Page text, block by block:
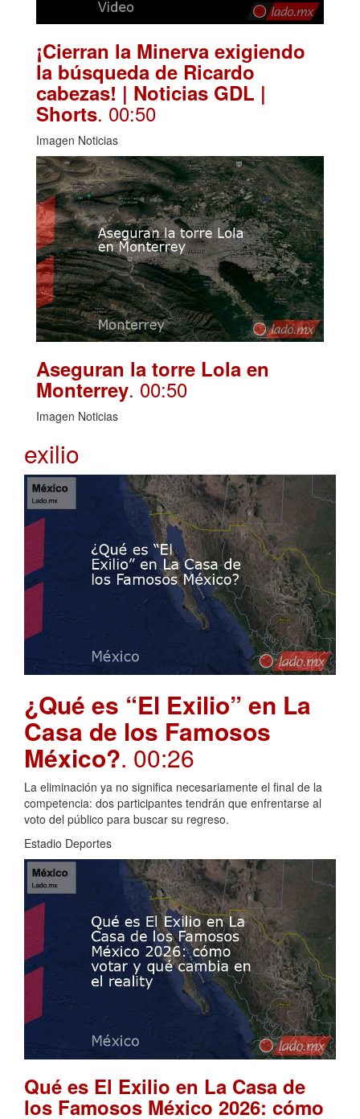
¡Cierran la Minerva exigiendo
la búsqueda de Ricardo
cabezas! | Noticias GDL |
Shorts. 00:50
Imagen Noticias
Aseguran la torre Lola en
Monterrey. 00:50
Imagen Noticias
exilio
¿Qué es “El Exilio” en La
Casa de los Famosos
México?. 00:26
La eliminación ya no significa necesariamente el final de la
competencia: dos participantes tendrán que enfrentarse al
voto del público para buscar su regreso.
Estadio Deportes
Qué es El Exilio en La Casa de
los Famosos México 2026: cómo